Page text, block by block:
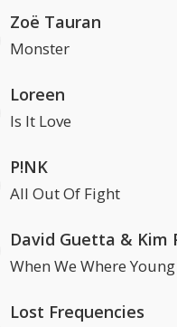
Zoë Tauran
Monster
Loreen
Is It Love
P!NK
All Out Of Fight
David Guetta & Kim
When We Where
Lost Frequencies